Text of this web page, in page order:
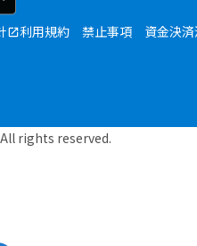
利用規約 禁止事項
資金決
rights reserved.